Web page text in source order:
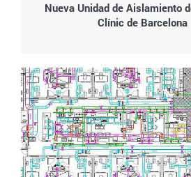
Nueva Unidad de Aislamiento
Clínic de Barcelona